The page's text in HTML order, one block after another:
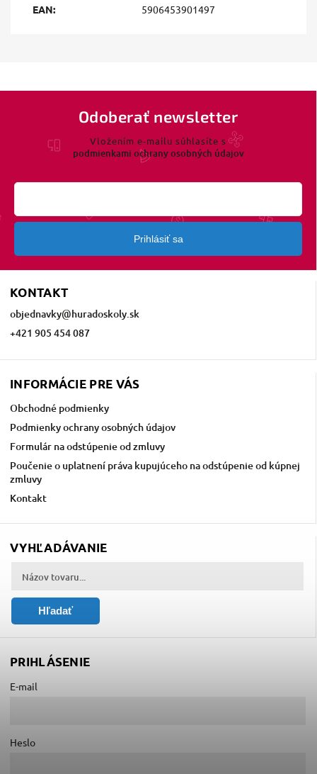
EAN: 5906453901497
KONTAKT
objednavky@huradoskoly.sk
+421 905 454 087
INFORMÁCIE PRE VÁS
Obchodné podmienky
Podmienky ochrany osobných údajov
Formulár na odstúpenie od zmluvy
Poučenie o uplatnení práva kupujúceho na odstúpenie od kúpnej
zmluvy
Kontakt
Odoberať newsletter
Vložením e-mailu súhlasíte s
podmienkami ochrany osobných údajov
Prihlásiť sa
VYHĽADÁVANIE
Hľadať
PRIHLÁSENIE
E-mail
Heslo